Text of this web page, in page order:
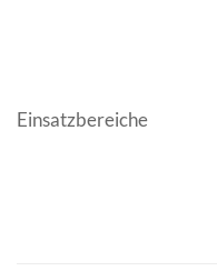
Einsatzbereiche